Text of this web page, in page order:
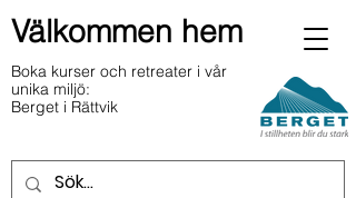
Välkommen hem
Boka kurser och retreater i vår
unika miljö:
Berget i Rättvik